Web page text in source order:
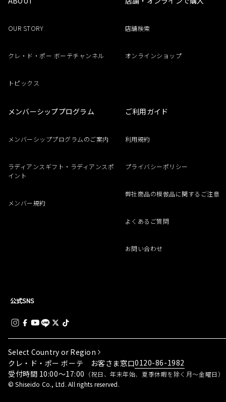
OUR STORY
クレ・ド・ポー ボーテチャンネル
トピックス
店舗検索
オンラインショップ
メンバーシッププログラム
メンバーシッププログラムのご案内
ラディアンスギフト・ラディアンスポ
イント
メンバー規約
ご利用ガイド
利用規約
プライバシーポリシー
弊社商品の模倣品に関するご注意
よくあるご質問
お問い合わせ
公式SNS
Select Country or Region
クレ・ド・ポー ボーテ お客さま窓口0120-86-1982
受付時間 10:00～17:00 （祝日、年末年始、夏季休暇を除く月～金曜日）
© Shiseido Co., Ltd. All rights reserved.